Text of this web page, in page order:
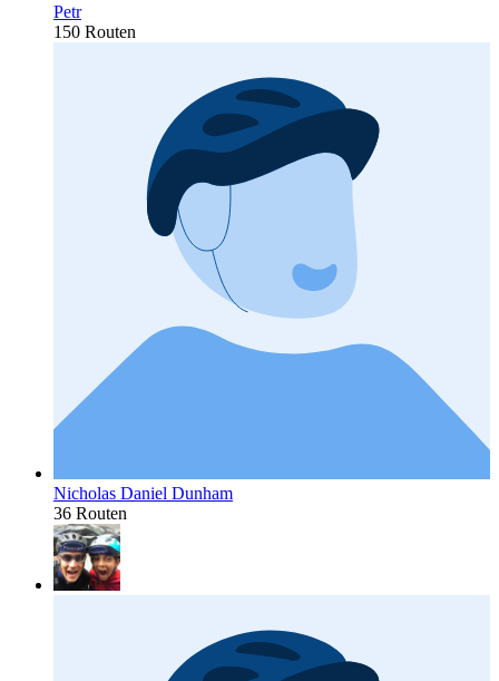
Petr
150 Routen
Nicholas Daniel Dunham
36 Routen